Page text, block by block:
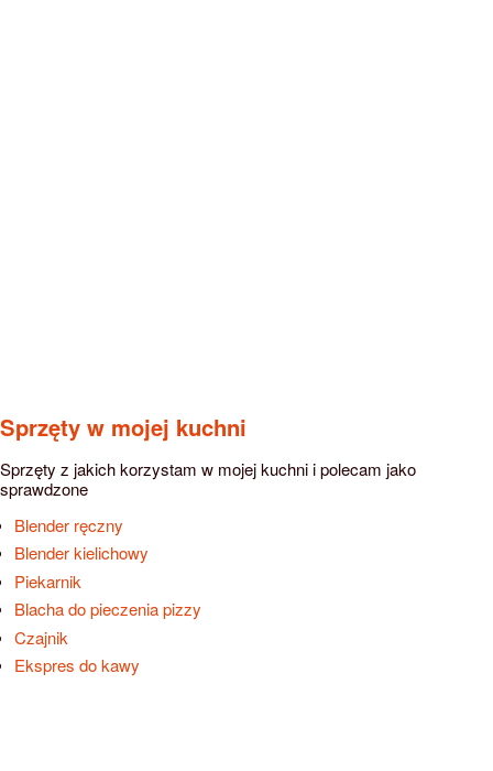
Sprzęty w mojej kuchni
Sprzęty z jakich korzystam w mojej kuchni i polecam jako
sprawdzone
Blender ręczny
Blender kielichowy
Piekarnik
Blacha do pieczenia pizzy
Czajnik
Ekspres do kawy